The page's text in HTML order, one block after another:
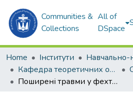
Communities &
Collections
All of
DSpace
Home Інститути
Кафедра теоретичних основ олімпійського та професійного спорту (ТООтаПС)
Поширені травми у фехтуванні та заходи їх попередження за даними літератури